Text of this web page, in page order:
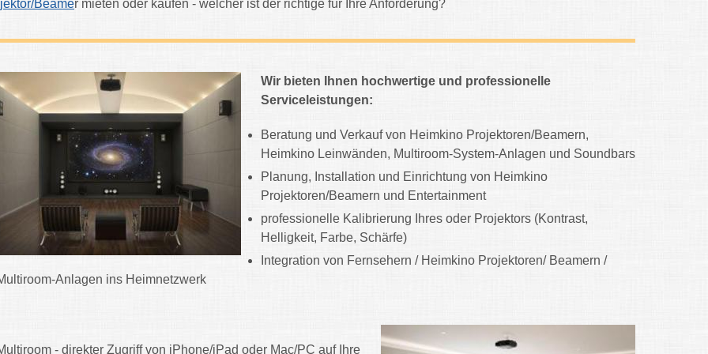
Beamer mieten oder kaufen - welcher ist der richtige für Ihre Anforderung?
Wir bieten Ihnen hochwertige und professionelle
Serviceleistungen:
Beratung und Verkauf von Heimkino Projektoren/Beamern,
Heimkino Leinwänden, Multiroom-System-Anlagen und Soundbars
Planung, Installation und Einrichtung von Heimkino
Projektoren/Beamern und Entertainment
professionelle Kalibrierung Ihres oder Projektors (Kontrast,
Helligkeit, Farbe, Schärfe)
Integration von Fernsehern / Heimkino Projektoren/ Beamern /
Anlagen ins Heimnetzwerk
- direkter Zugriff von iPhone/iPad oder Mac/PC auf Ihre